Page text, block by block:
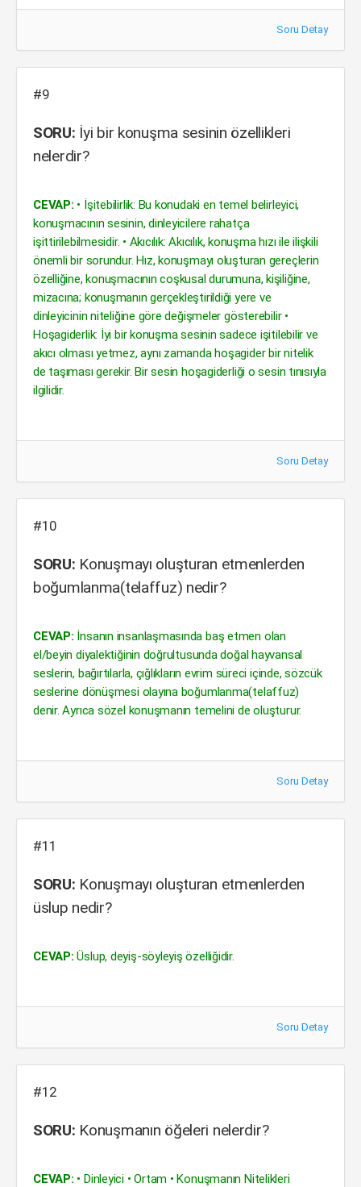
Soru Detay
#9
SORU: İyi bir konuşma sesinin özellikleri
nelerdir?
CEVAP: • İşitebilirlik: Bu konudaki en temel belirleyici,
konuşmacının sesinin, dinleyicilere rahatça
işittirilebilmesidir. • Akıcılık: Akıcılık, konuşma hızı ile ilişkili
önemli bir sorundur. Hız, konuşmayı oluşturan gereçlerin
özelliğine, konuşmacının coşkusal durumuna, kişiliğine,
mizacına; konuşmanın gerçekleştirildiği yere ve
dinleyicinin niteliğine göre değişmeler gösterebilir •
Hoşagiderlik: İyi bir konuşma sesinin sadece işitilebilir ve
akıcı olması yetmez, aynı zamanda hoşagider bir nitelik
de taşıması gerekir. Bir sesin hoşagiderliği o sesin tınısıyla
ilgilidir.
Soru Detay
#10
SORU: Konuşmayı oluşturan etmenlerden
boğumlanma(telaffuz) nedir?
CEVAP: İnsanın insanlaşmasında baş etmen olan
el/beyin diyalektiğinin doğrultusunda doğal hayvansal
seslerin, bağırtılarla, çığlıkların evrim süreci içinde, sözcük
seslerine dönüşmesi olayına boğumlanma(telaffuz)
denir. Ayrıca sözel konuşmanın temelini de oluşturur.
Soru Detay
#11
SORU: Konuşmayı oluşturan etmenlerden
üslup nedir?
CEVAP: Üslup, deyiş-söyleyiş özelliğidir.
Soru Detay
#12
SORU: Konuşmanın öğeleri nelerdir?
CEVAP: • Dinleyici • Ortam • Konuşmanın Nitelikleri